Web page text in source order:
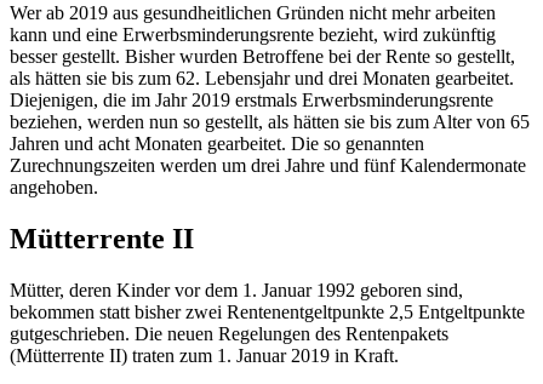
Wer ab 2019 aus gesundheitlichen Gründen nicht mehr arbeiten
kann und eine Erwerbsminderungsrente bezieht, wird zukünftig
besser gestellt. Bisher wurden Betroffene bei der Rente so gestellt,
als hätten sie bis zum 62. Lebensjahr und drei Monaten gearbeitet.
Diejenigen, die im Jahr 2019 erstmals Erwerbsminderungsrente
beziehen, werden nun so gestellt, als hätten sie bis zum Alter von 65
Jahren und acht Monaten gearbeitet. Die so genannten
Zurechnungszeiten werden um drei Jahre und fünf Kalendermonate
angehoben.
Mütterrente II
Mütter, deren Kinder vor dem 1. Januar 1992 geboren sind,
bekommen statt bisher zwei Rentenentgeltpunkte 2,5 Entgeltpunkte
gutgeschrieben. Die neuen Regelungen des Rentenpakets
(Mütterrente II) traten zum 1. Januar 2019 in Kraft.